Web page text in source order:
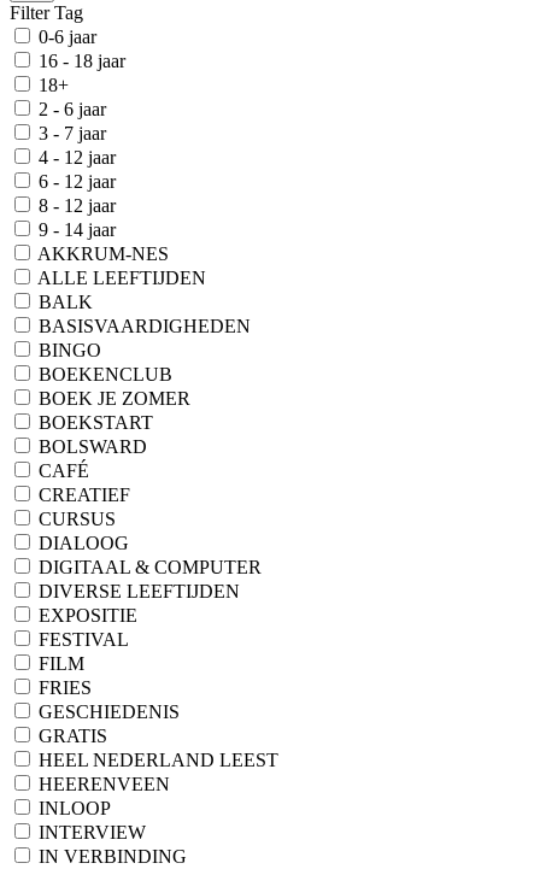
Filter Tag
0-6 jaar
16 - 18 jaar
18+
2 - 6 jaar
3 - 7 jaar
4 - 12 jaar
6 - 12 jaar
8 - 12 jaar
9 - 14 jaar
AKKRUM-NES
ALLE LEEFTIJDEN
BALK
BASISVAARDIGHEDEN
BINGO
BOEKENCLUB
BOEK JE ZOMER
BOEKSTART
BOLSWARD
CAFÉ
CREATIEF
CURSUS
DIALOOG
DIGITAAL & COMPUTER
DIVERSE LEEFTIJDEN
EXPOSITIE
FESTIVAL
FILM
FRIES
GESCHIEDENIS
GRATIS
HEEL NEDERLAND LEEST
HEERENVEEN
INLOOP
INTERVIEW
IN VERBINDING